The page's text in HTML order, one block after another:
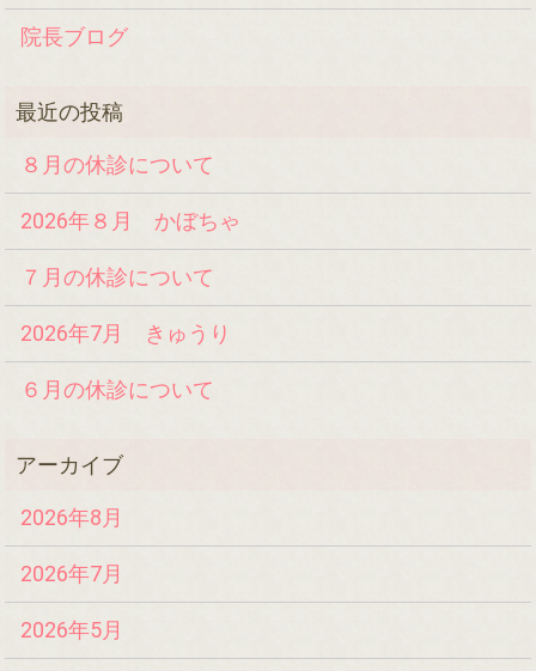
院長ブログ
８月の休診について
2026年８月 かぼちゃ
７月の休診について
2026年7月 きゅうり
６月の休診について
2026年8月
2026年7月
2026年5月